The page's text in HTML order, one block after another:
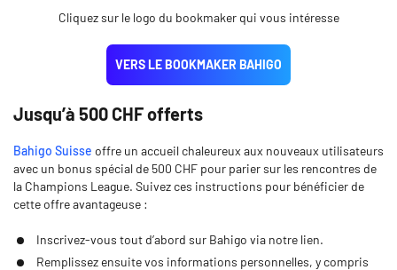
Cliquez sur le logo du bookmaker qui vous intéresse
VERS LE BOOKMAKER BAHIGO
Jusqu’à 500 CHF offerts
Bahigo Suisse offre un accueil chaleureux aux nouveaux utilisateurs
avec un bonus spécial de 500 CHF pour parier sur les rencontres de
la Champions League. Suivez ces instructions pour bénéficier de
cette offre avantageuse :
Inscrivez-vous tout d’abord sur Bahigo via notre lien.
Remplissez ensuite vos informations personnelles, y compris